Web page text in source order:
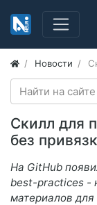
Новости
Скилл для
без
На GitHub
best-practices -
материалов для